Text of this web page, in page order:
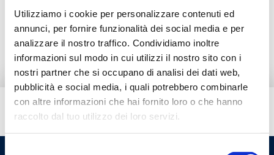
Utilizziamo i cookie per personalizzare contenuti ed
annunci, per fornire funzionalità dei social media e per
analizzare il nostro traffico. Condividiamo inoltre
informazioni sul modo in cui utilizzi il nostro sito con i
nostri partner che si occupano di analisi dei dati web,
pubblicità e social media, i quali potrebbero combinarle
con altre informazioni che hai fornito loro o che hanno
raccolto dal tuo utilizzo dei loro servizi.
Documentazione
Hai bisogno di aiuto?